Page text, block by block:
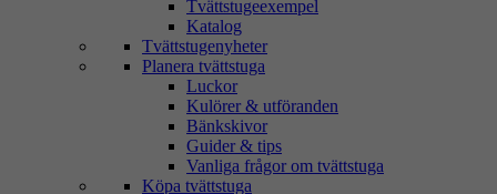
Tvättstugeexempel
Katalog
Tvättstugenyheter
Planera tvättstuga
Luckor
Kulörer & utföranden
Bänkskivor
Guider & tips
Vanliga frågor om tvättstuga
Köpa tvättstuga